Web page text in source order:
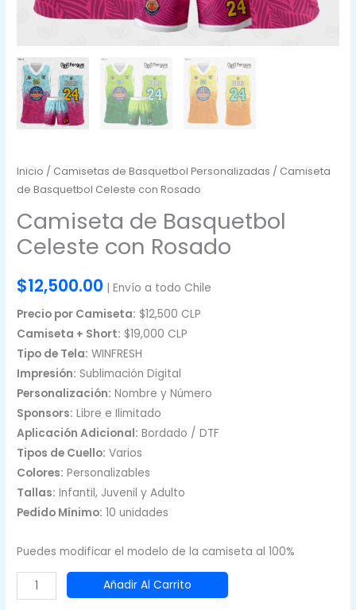
Inicio / Camisetas de Basquetbol Personalizadas / Camiseta
de Basquetbol Celeste con Rosado
Camiseta de Basquetbol
Celeste con Rosado
$12,500.00 | Envío a todo Chile
Precio por Camiseta: $12,500 CLP
Camiseta + Short: $19,000 CLP
Tipo de Tela: WINFRESH
Impresión: Sublimación Digital
Personalización: Nombre y Número
Sponsors: Libre e Ilimitado
Aplicación Adicional: Bordado / DTF
Tipos de Cuello: Varios
Colores: Personalizables
Tallas: Infantil, Juvenil y Adulto
Pedido Mínimo: 10 unidades
Puedes modificar el modelo de la camiseta al 100%
Camiseta
de
Añadir Al Carrito